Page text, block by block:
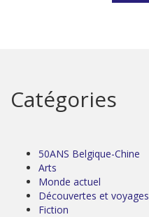
Catégories
50ANS Belgique-Chine
Arts
Monde actuel
Découvertes et voyages
Fiction